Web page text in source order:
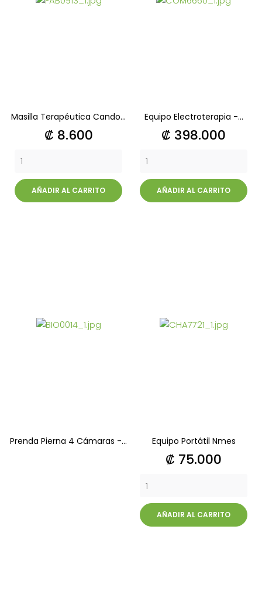
Masilla Terapéutica Cando...
Precio
₡ 8.600
AÑADIR AL CARRITO
Equipo Electroterapia -...
Precio
₡ 398.000
AÑADIR AL CARRITO
Prenda Pierna 4 Cámaras -... Equipo Portátil Nmes
Precio
₡ 75.000
AÑADIR AL CARRITO